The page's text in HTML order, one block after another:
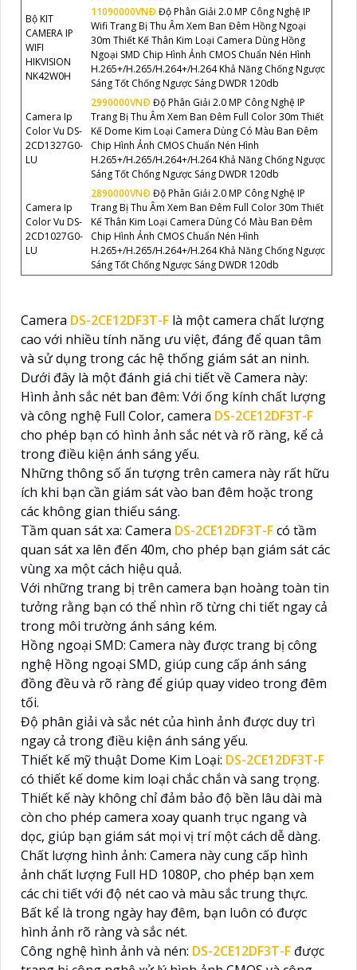
Bộ KIT
CAMERA IP
WIFI
HIKVISION
NK42W0H
11090000VNÐ Độ Phân Giải 2.0 MP Công Nghệ IP
Wifi Trang Bị Thu Âm Xem Ban Đêm Hồng Ngoại
30m Thiết Kế Thân Kim Loại Camera Dùng Hồng
Ngoại SMD Chip Hình Ảnh CMOS Chuẩn Nén Hình
H.265+/H.265/H.264+/H.264 Khả Năng Chống Ngược
Sáng Tốt Chống Ngược Sáng DWDR 120db
Camera Ip
Color Vu DS-
2CD1327G0-
LU
2990000VNÐ Độ Phân Giải 2.0 MP Công Nghệ IP
Trang Bị Thu Âm Xem Ban Đêm Full Color 30m Thiết
Kế Dome Kim Loại Camera Dùng Có Màu Ban Đêm
Chip Hình Ảnh CMOS Chuẩn Nén Hình
H.265+/H.265/H.264+/H.264 Khả Năng Chống Ngược
Sáng Tốt Chống Ngược Sáng DWDR 120db
Camera Ip
Color Vu DS-
2CD1027G0-
LU
2890000VNÐ Độ Phân Giải 2.0 MP Công Nghệ IP
Trang Bị Thu Âm Xem Ban Đêm Full Color 30m Thiết
Kế Thân Kim Loại Camera Dùng Có Màu Ban Đêm
Chip Hình Ảnh CMOS Chuẩn Nén Hình
H.265+/H.265/H.264+/H.264 Khả Năng Chống Ngược
Sáng Tốt Chống Ngược Sáng DWDR 120db
Camera DS-2CE12DF3T-F là một camera chất lượng
cao với nhiều tính năng ưu việt, đáng để quan tâm
và sử dụng trong các hệ thống giám sát an ninh.
Dưới đây là một đánh giá chi tiết về Camera này:
Hình ảnh sắc nét ban đêm: Với ống kính chất lượng
và công nghệ Full Color, camera DS-2CE12DF3T-F
cho phép bạn có hình ảnh sắc nét và rõ ràng, kể cả
trong điều kiện ánh sáng yếu.
Những thông số ấn tượng trên camera này rất hữu
ích khi bạn cần giám sát vào ban đêm hoặc trong
các không gian thiếu sáng.
Tầm quan sát xa: Camera DS-2CE12DF3T-Fcó tầm
quan sát xa lên đến 40m, cho phép bạn giám sát các
vùng xa một cách hiệu quả.
Với những trang bị trên camera bạn hoàng toàn tin
tưởng rằng bạn có thể nhìn rõ từng chi tiết ngay cả
trong môi trường ánh sáng kém.
Hồng ngoại SMD: Camera này được trang bị công
nghệ Hồng ngoại SMD, giúp cung cấp ánh sáng
đồng đều và rõ ràng để giúp quay video trong đêm
tối.
Độ phân giải và sắc nét của hình ảnh được duy trì
ngay cả trong điều kiện ánh sáng yếu.
Thiết kế mỹ thuật Dome Kim Loại: DS-2CE12DF3T-F
có thiết kế dome kim loại chắc chắn và sang trọng.
Thiết kế này không chỉ đảm bảo độ bền lâu dài mà
còn cho phép camera xoay quanh trục ngang và
dọc, giúp bạn giám sát mọi vị trí một cách dễ dàng.
Chất lượng hình ảnh: Camera này cung cấp hình
ảnh chất lượng Full HD 1080P, cho phép bạn xem
các chi tiết với độ nét cao và màu sắc trung thực.
Bất kể là trong ngày hay đêm, bạn luôn có được
hình ảnh rõ ràng và sắc nét.
Công nghệ hình ảnh và nén: DS-2CE12DF3T-F được